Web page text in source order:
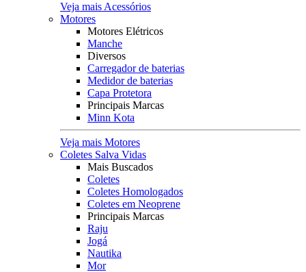
Veja mais Acessórios
Motores
Motores Elétricos
Manche
Diversos
Carregador de baterias
Medidor de baterias
Capa Protetora
Principais Marcas
Minn Kota
Veja mais Motores
Coletes Salva Vidas
Mais Buscados
Coletes
Coletes Homologados
Coletes em Neoprene
Principais Marcas
Raju
Jogá
Nautika
Mor